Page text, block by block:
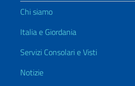
Chi siamo
Italia e Giordania
Servizi Consolari e Visti
Notizie